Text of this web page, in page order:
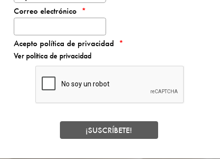
Correo electrónico
Acepto política de privacidad
Ver política de privacidad